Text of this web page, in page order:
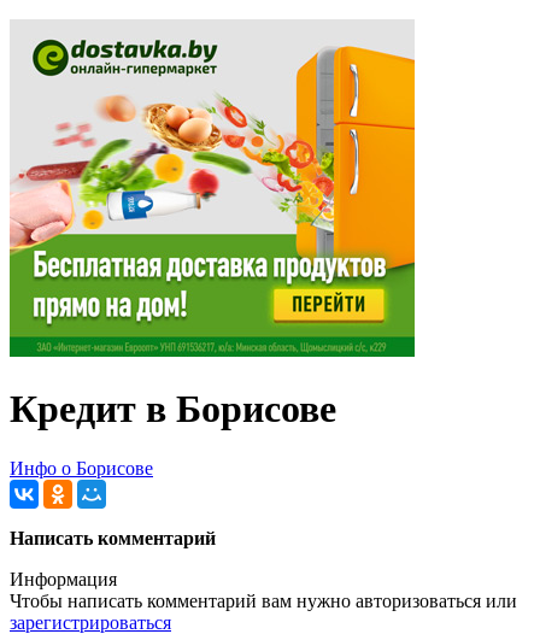
Кредит в Борисове
Инфо о Борисове
Написать комментарий
Информация
Чтобы написать комментарий вам нужно авторизоваться или
зарегистрироваться